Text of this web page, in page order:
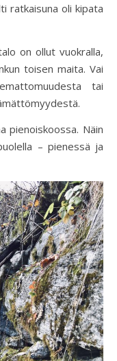
ratkaisuna oli kipata
on ollut vuokralla,
toisen maita. Vai
tai
pienoiskoossa. Näin
– pienessä ja